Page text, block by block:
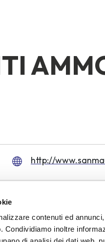
contenuti ed
Condividiamo inoltre
http://